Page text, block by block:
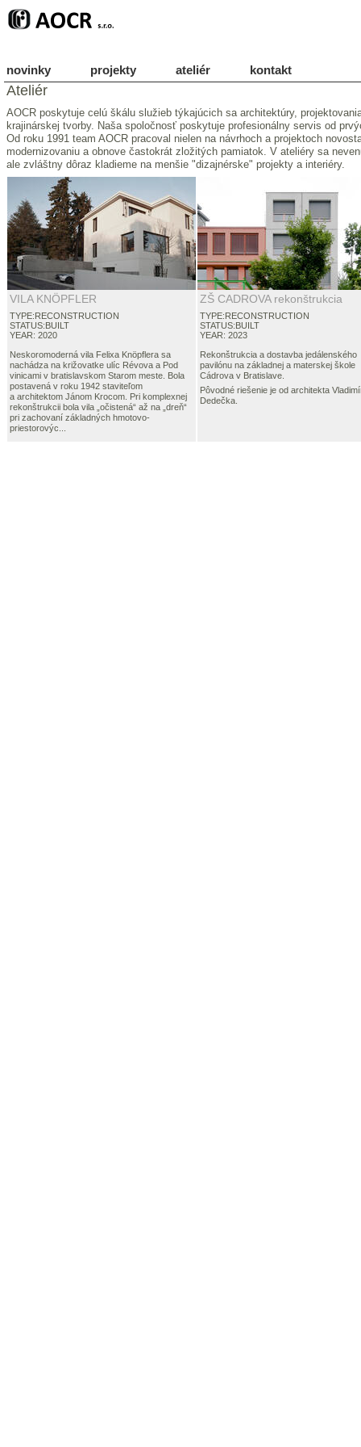
novinky projekty ateliér kontakt
Ateliér
AOCR poskytuje celú škálu služieb týkajúcich sa architektúry,
krajinárskej tvorby. Naša spoločnosť poskytuje profesionálny servis od
Od roku 1991 team AOCR pracoval nielen na návrhoch a projektoch
modernizovaniu a obnove častokrát zložitých pamiatok. V ateliéry sa
ale zvláštny dôraz kladieme na menšie "dizajnérske" projekty a interiéry.
VILA KNÖPFLER
TYPE:RECONSTRUCTION
STATUS:BUILT
YEAR: 2020
Neskoromoderná vila Felixa Knöpflera sa
nachádza na križovatke ulíc Révova a Pod
vinicami v bratislavskom Starom meste. Bola
postavená v roku 1942 staviteľom
a architektom Jánom Krocom. Pri komplexnej
rekonštrukcii bola vila „očistená“ až na „dreň“
pri zachovaní základných hmotovo-
priestorovýc...
ZŠ CADROVA rekonštrukcia
TYPE:RECONSTRUCTION
STATUS:BUILT
YEAR: 2023
Rekonštrukcia a dostavba jedálenského
pavilónu na základnej a materskej škole
Cádrova v Bratislave.
Pôvodné riešenie je od architekta
Dedečka.